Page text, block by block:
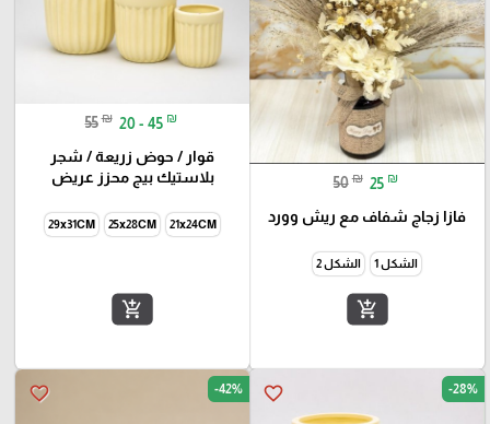
50 ₪ 25 ₪
فازا زجاج شفاف مع ريش وورد
الشكل 1 الشكل 2
add_shopping_cart
55 ₪ 20 - 45 ₪
قوار / حوض زريعة / شجر
بلاستيك بيج محزز عريض
21x24CM
25x28CM
29x31CM
add_shopping_cart
favorite_border -28%
favorite_border -42%